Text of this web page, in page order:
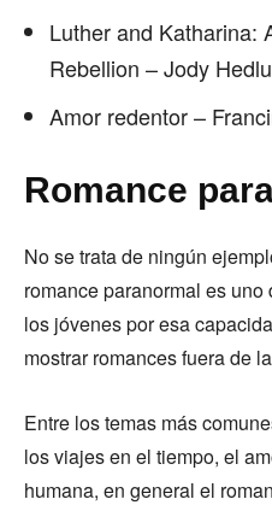
Luther and Katharina:
Rebellion – Jody
Amor redentor –
Romance
No se trata de ningún
romance paranormal es
los jóvenes por esa
mostrar romances fuera de
Entre los temas más
los viajes en el tiempo, el
humana, en general el